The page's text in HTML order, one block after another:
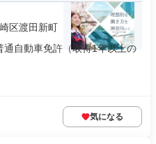
区渡田新町
自動車免許（取得1年以上の
気になる